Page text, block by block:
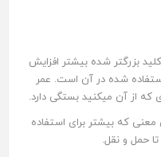
بزرگتر شده بيشتر افزايش
شده در آن است. عمر
كه از آن ميكنيد بستگى دارد.
كه بيشتر براى استفاده
حمل و نقل.